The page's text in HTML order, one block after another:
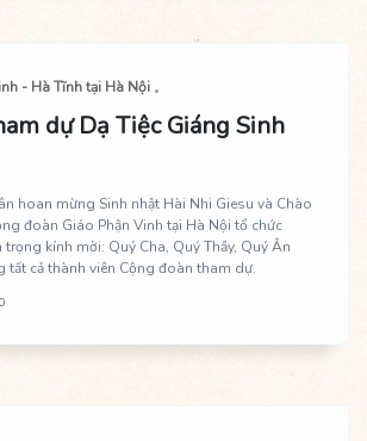
- Hà Tĩnh tại Hà Nội
dự Dạ Tiệc Giáng Sinh
hoan mừng Sinh nhật Hài Nhi Giesu và Chào
đoàn Giáo Phận Vinh tại Hà Nội tổ chức
trọng kính mời: Quý Cha, Quý Thầy, Quý Ân
tất cả thành viên Cộng đoàn tham dự.